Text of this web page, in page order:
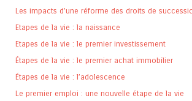
Les impacts d’une réforme des droits de
Etapes de la vie : la naissance
Etapes de la vie : le premier investissement
Étapes de la vie : le premier achat immobilier
Étapes de la vie : l’adolescence
Le premier emploi : une nouvelle étape de la vie